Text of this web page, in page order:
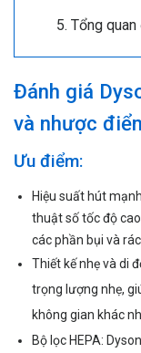
Tổng
Đánh giá
và nhược
Ưu điểm:
Hiệu suất hút
thuật số tốc độ
các phần bụi và
Thiết kế nhẹ và di
trọng lượng nhẹ,
không gian khác
Bộ lọc HEPA: